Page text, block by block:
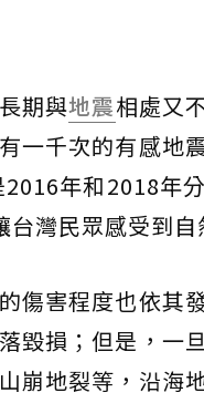
期與地震相處又
一千次的有感地
年和2018年
灣民眾感受到
傷害程度也依其
毀損；但是，一
崩地裂等，沿海